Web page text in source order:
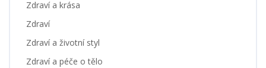
Zdraví a krása
Zdraví
Zdraví a životní styl
Zdraví a péče o tělo